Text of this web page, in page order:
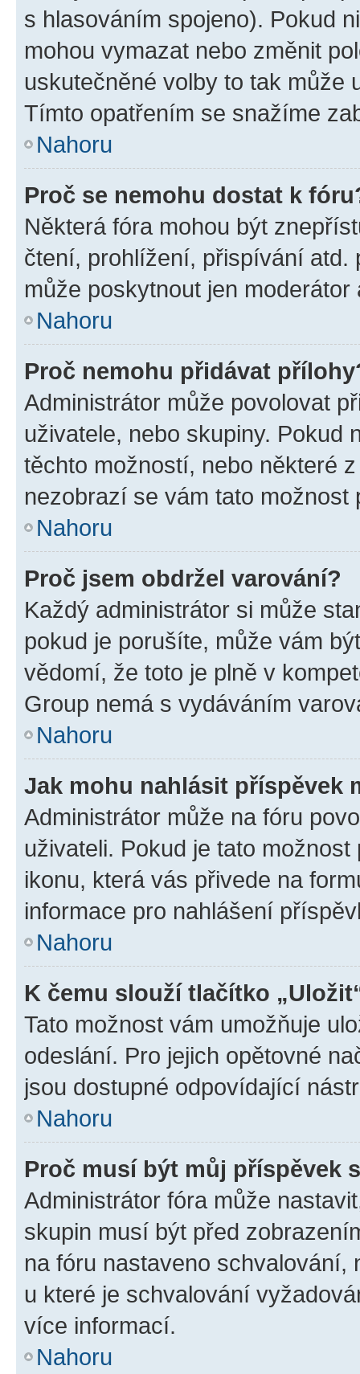
s hlasováním spojeno). Pokud
mohou vymazat nebo změnit
uskutečněné volby to tak může
Tímto opatřením se snažíme
Nahoru
Proč se nemohu dostat k
Některá fóra mohou být
čtení, prohlížení, přispívání atd.
může poskytnout jen
Nahoru
Proč nemohu přidávat
Administrátor může povolovat
uživatele, nebo skupiny. Pokud
těchto možností, nebo některé
nezobrazí se vám tato
Nahoru
Proč jsem obdržel varování?
Každý administrátor si může
pokud je porušíte, může vám
vědomí, že toto je plně v
Group nemá s vydáváním
Nahoru
Jak mohu nahlásit příspěvek
Administrátor může na fóru
uživateli. Pokud je tato
ikonu, která vás přivede na
informace pro nahlášení
Nahoru
K čemu slouží tlačítko
Tato možnost vám umožňuje
odeslání. Pro jejich opětovné
jsou dostupné odpovídající
Nahoru
Proč musí být můj příspěvek
Administrátor fóra může
skupin musí být před
na fóru nastaveno schvalování,
u které je schvalování
více informací.
Nahoru